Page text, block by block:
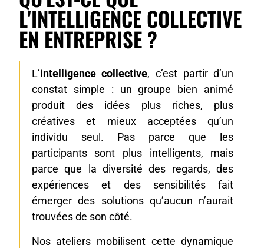
L'INTELLIGENCE COLLECTIVE
EN ENTREPRISE ?
L’intelligence collective, c’est partir d’un
constat simple : un groupe bien animé
produit des idées plus riches, plus
créatives et mieux acceptées qu’un
individu seul. Pas parce que les
participants sont plus intelligents, mais
parce que la diversité des regards, des
expériences et des sensibilités fait
émerger des solutions qu’aucun n’aurait
trouvées de son côté.
Nos ateliers mobilisent cette dynamique